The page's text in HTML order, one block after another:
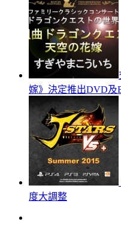
嫁》決定推出DVD及
度大調整